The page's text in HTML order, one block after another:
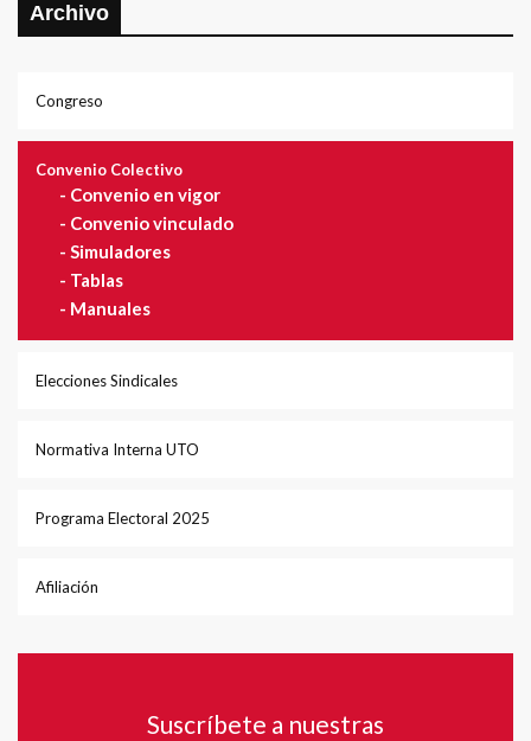
Archivo
Congreso
Convenio Colectivo
- Convenio en vigor
- Convenio vinculado
- Simuladores
- Tablas
- Manuales
Elecciones Sindicales
Normativa Interna UTO
Programa Electoral 2025
Afiliación
Suscríbete a nuestras